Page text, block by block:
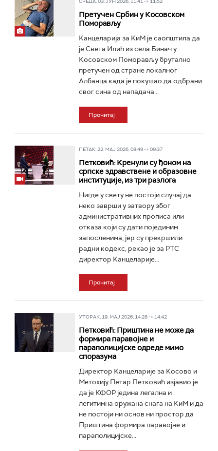
Претучен Србин у Косовском
Поморављу
Канцеларија за КиМ је саопштила да
је Света Илић из села Бинач у
Косовском Поморављу брутално
претучен од стране локалног
Албанца када је покушао да одбрани
свог сина од нападача...
Прочитај
ПЕТАК, 22. МАЈ 2026, 08:49 -> 09:37
Петковић: Kренули су ђоном на
српске здравствене и образовне
институције, из три разлога
Нигде у свету не постоји случај да
неко заврши у затвору због
административних прописа или
отказа који су дати појединим
запосленима, јер су прекршили
радни кодекс, рекао је за РТС
директор Канцеларије...
Прочитај
УТОРАК, 19. МАЈ 2026, 14:28 -> 14:42
Петковић: Приштина не може да
формира паравојне и
параполицијске одреде мимо
споразума
Директор Канцеларије за Косово и
Метохију Петар Петковић изјавио је
да је КФОР једина легална и
легитимна оружана снага на КиМ и да
не постоји ни основ ни простор да
Приштина формира паравојне и
параполицијске...